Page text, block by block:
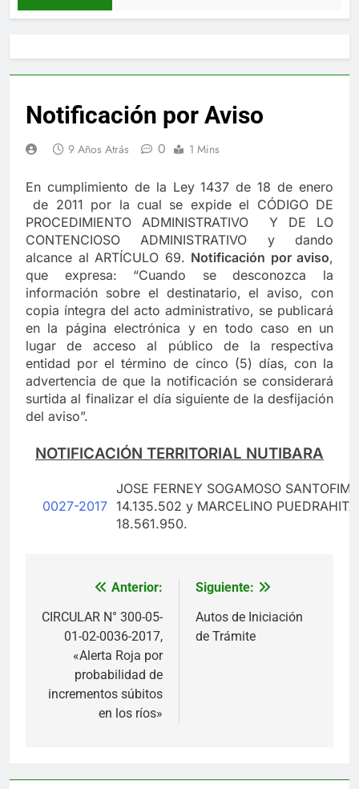
Notificación por Aviso
9 Años Atrás 0 1 Mins
En cumplimiento de la Ley 1437 de 18 de enero
de 2011 por la cual se expide el CÓDIGO DE
PROCEDIMIENTO ADMINISTRATIVO Y DE LO
CONTENCIOSO ADMINISTRATIVO y dando
alcance al ARTÍCULO 69. Notificación por aviso,
que expresa: “Cuando se desconozca la
información sobre el destinatario, el aviso, con
copia íntegra del acto administrativo, se publicará
en la página electrónica y en todo caso en un
lugar de acceso al público de la respectiva
entidad por el término de cinco (5) días, con la
advertencia de que la notificación se considerará
surtida al finalizar el día siguiente de la desfijación
del aviso”.
NOTIFICACIÓN TERRITORIAL NUTIBARA
0027-2017
JOSE FERNEY SOGAMOSO
14.135.502 y MARCELINO
18.561.950.
Navegación
de
entradas
Anterior:
CIRCULAR N° 300-05-
01-02-0036-2017,
«Alerta Roja por
probabilidad de
incrementos súbitos
en los ríos»
Siguiente:
Autos de Iniciación
de Trámite